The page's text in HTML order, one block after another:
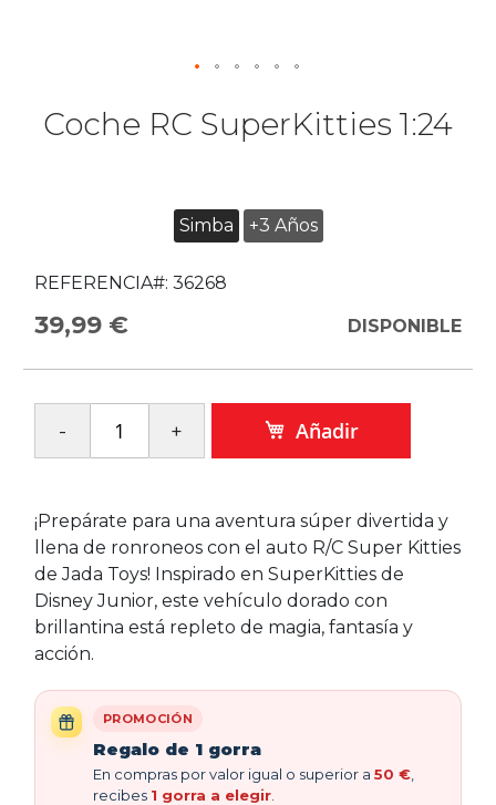
Coche RC SuperKitties 1:24
Simba +3 Años
REFERENCIA#: 36268
39,99 € DISPONIBLE
Añadir
¡Prepárate para una aventura súper divertida y
llena de ronroneos con el auto R/C Super Kitties
de Jada Toys! Inspirado en SuperKitties de
Disney Junior, este vehículo dorado con
brillantina está repleto de magia, fantasía y
acción.
PROMOCIÓN
Regalo de 1 gorra
En compras por valor igual o superior a 50 €
recibes 1 gorra a elegir